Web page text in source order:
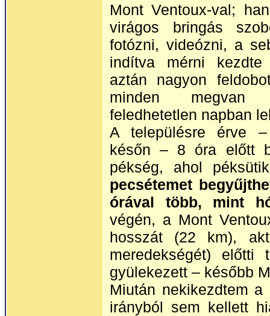
Mont Ventoux-val;
virágos bringás
fotózni, videózni, a
indítva mérni kezdte
aztán nagyon
minden megvan
feledhetetlen napban
A településre érve
későn – 8 óra előtt
pékség, ahol
pecsétemet
órával több, mint
végén, a Mont
hosszát (22 km),
meredekségét)
gyülekezett – később
Miután nekikezdtem
irányból sem kellett